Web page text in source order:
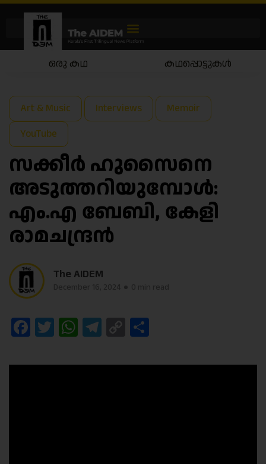
ഒരു കഥ കഥപ്പൊട്ടുകൾ
Art & Music Interviews
Memoir
YouTube
സക്കീർ ഹുസൈനെ
അടുത്തറിയുമ്പോൾ:
എം.എ ബേബി, കേളി
രാമചന്ദ്രൻ
The AIDEM
Facebook
Twitter
WhatsApp
Telegram
Copy
Link